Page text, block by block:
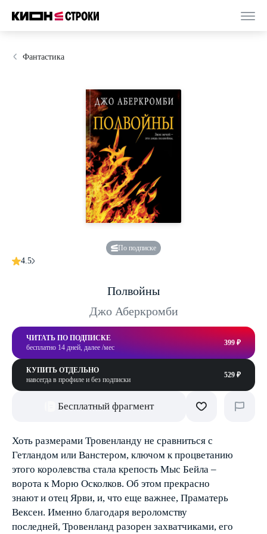
Фантастика
По подписке
4.5
Полвойны
Джо Аберкромби
ЧИТАТЬ ПО ПОДПИСКЕ
бесплатно 14 дней, далее /мес
399 ₽
КУПИТЬ ОТДЕЛЬНО
навсегда в профиле и без подписки
529 ₽
Бесплатный фрагмент
Хоть размерами Тровенланду не сравниться с
Гетландом или Ванстером, ключом к процветанию
этого королевства стала крепость Мыс Бейла –
ворота к Морю Осколков. Об этом прекрасно
знают и отец Ярви, и, что еще важнее, Праматерь
Вексен. Именно благодаря вероломству
последней, Тровенланд разорен захватчиками, его